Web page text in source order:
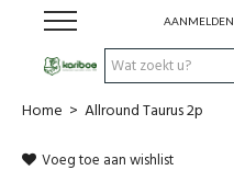
AANMELDEN
Cadeaubon
Home > Allround Taurus 2p
Voeg toe aan wishlist